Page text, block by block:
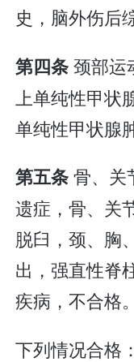
史，脑外伤后
第四条颈部运
上单纯性甲状
单纯性甲状腺
第五条骨、关
遗症，骨、关
脱臼，颈、胸
出，强直性脊
疾病，不合格。
下列情况合格：